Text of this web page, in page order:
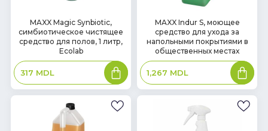
наличии
MAXX Magic Synbiotic,
симбиотическое чистящее
средство для полов, 1 литр,
Ecolab
317 MDL
В
корзину
наличии
MAXX Indur S, моющее
средство для ухода за
напольными покрытиями в
общественных местах
1,267 MDL
В
корзину